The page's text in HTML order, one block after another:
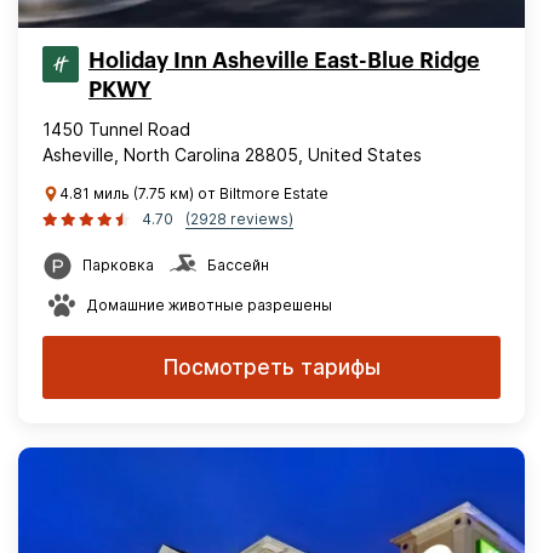
Holiday Inn Asheville East-Blue Ridge
PKWY
1450 Tunnel Road
Asheville, North Carolina 28805, United States
4.81 миль (7.75 км) от Biltmore Estate
4.70
(2928 reviews)
Парковка Бассейн
Домашние животные разрешены
Посмотреть тарифы